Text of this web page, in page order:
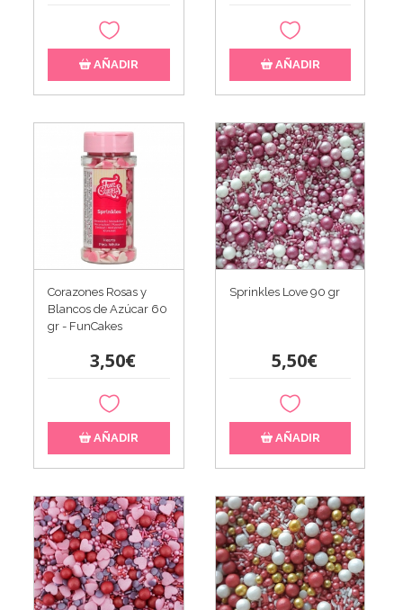
AÑADIR AÑADIR
Corazones Rosas y
Blancos de Azúcar 60
gr - FunCakes
3,50€
AÑADIR
Sprinkles Love 90 gr
5,50€
AÑADIR